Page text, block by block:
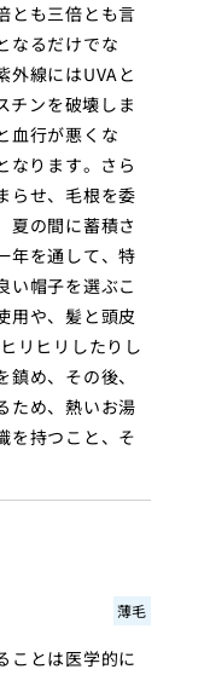
とも三倍とも言
なるだけでな
外線にはUVAと
チンを破壊しま
血行が悪くな
なります。さら
らせ、毛根を委
夏の間に蓄積さ
年を通して、特
い帽子を選ぶこ
用や、髪と頭皮
リヒリしたりし
め、その後、
ため、熱いお湯
を持つこと、そ
薄毛
ことは医学的に